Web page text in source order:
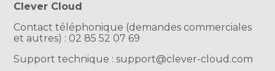
Clever Cloud
Contact téléphonique (demandes commerciales
et autres) : 02 85 52 07 69
Support technique : support@clever-cloud.com